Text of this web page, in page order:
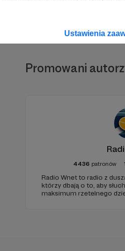
Ustawienia
Promowani
4436 patronów
Radio Wnet to radio z
którzy dbają o to, aby
maksimum rzetelnego